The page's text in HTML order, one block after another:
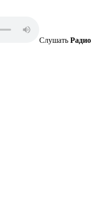
Слушать Радио